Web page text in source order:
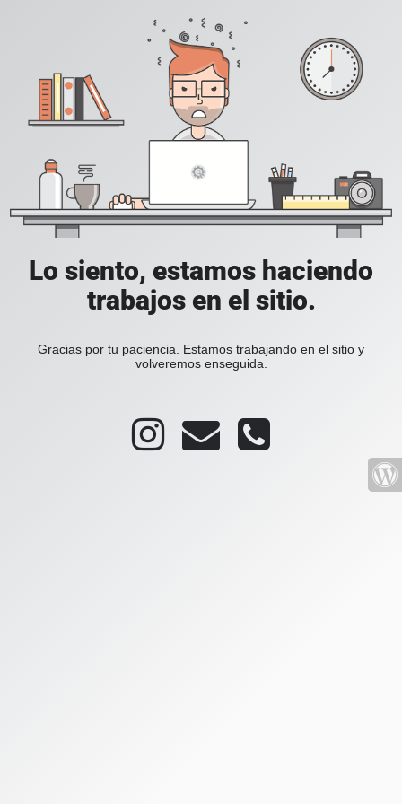
Lo siento, estamos haciendo
trabajos en el sitio.
Gracias por tu paciencia. Estamos trabajando en el sitio y
volveremos enseguida.